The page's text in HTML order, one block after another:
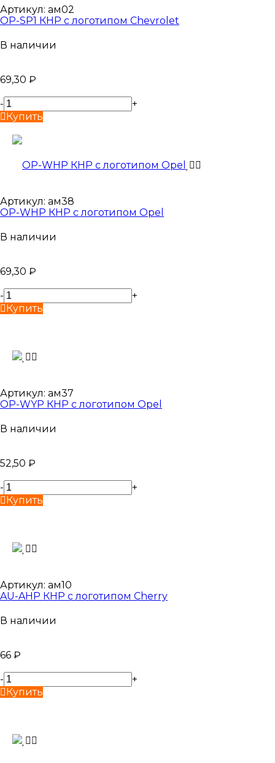
Артикул: ам02
OP-SP1 КНР с логотипом Chevrolet
В наличии
69,30 ₽
-
+
Купить
Артикул: ам38
OP-WHP КНР с логотипом Opel
В наличии
69,30 ₽
-
+
Купить
Артикул: ам37
OP-WYP КНР с логотипом Opel
В наличии
52,50 ₽
-
+
Купить
Артикул: ам10
AU-AHP КНР с логотипом Cherry
В наличии
66 ₽
-
+
Купить